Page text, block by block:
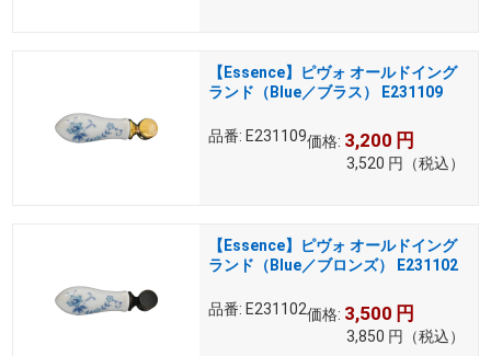
【Essence】ピヴォ オールドイング
ランド（Blue／ブラス） E231109
品番: E231109価格: 3,200 円
3,520 円 （税込）
【Essence】ピヴォ オールドイング
ランド（Blue／ブロンズ） E231102
品番: E231102価格: 3,500 円
3,850 円 （税込）